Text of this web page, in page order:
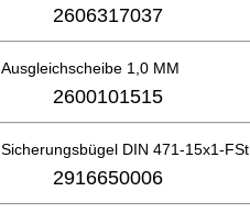
2606317037
Ausgleichscheibe 1,0 MM
2600101515
Sicherungsbügel DIN 471-15x1-FSt
2916650006